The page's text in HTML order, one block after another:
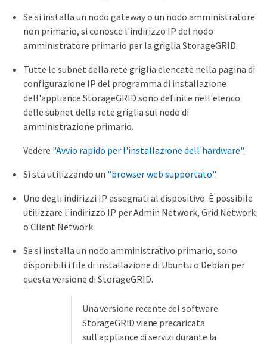
Se si installa un nodo gateway o un nodo amministratore
non primario, si conosce l'indirizzo IP del nodo
amministratore primario per la griglia StorageGRID.
Tutte le subnet della rete griglia elencate nella pagina di
configurazione IP del programma di installazione
dell'appliance StorageGRID sono definite nell'elenco
delle subnet della rete griglia sul nodo di
amministrazione primario.
Vedere "Avvio rapido per l'installazione dell'hardware".
Si sta utilizzando un "browser web supportato".
Uno degli indirizzi IP assegnati al dispositivo. È possibile
utilizzare l'indirizzo IP per Admin Network, Grid Network
o Client Network.
Se si installa un nodo amministrativo primario, sono
disponibili i file di installazione di Ubuntu o Debian per
questa versione di StorageGRID.
Una versione recente del software
StorageGRID viene precaricata
sull'appliance di servizi durante la